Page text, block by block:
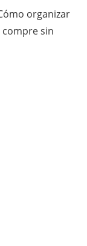
organizar
sin